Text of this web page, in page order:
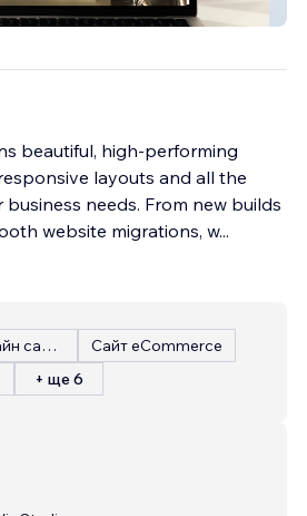
beautiful, high-performing
layouts and all the
needs. From new builds
website migrations, w...
Розширений дизайн сайту
Сайт eCommerce
+ ще 6